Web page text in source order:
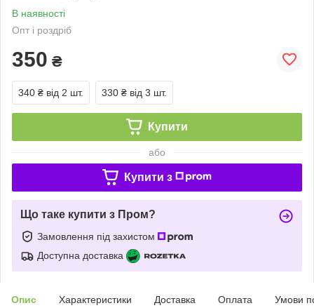
В наявності
Опт і роздріб
350 ₴
340 ₴ від 2 шт. 330 ₴ від 3 шт.
Купити
або
Купити з
Що таке купити з Пром?
Замовлення під захистом
Доступна доставка
Опис Характеристики Доставка Оплата Умови